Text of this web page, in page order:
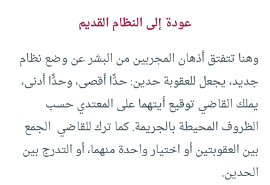
عودة إلى النظام القديم
وهنا تتفتق أذهان المجربين من البشر عن وضع نظام
جديد، يجعل للعقوبة حدين: حدًّا أقصى، وحدًّا أدنى،
يملك القاضي توقيع أيتهما على المعتدي حسب
الظروف المحيطة بالجريمة. كما ترك للقاضي الجمع
بين العقوبتين أو اختيار واحدة منهما، أو التدرج بين
الحدين.